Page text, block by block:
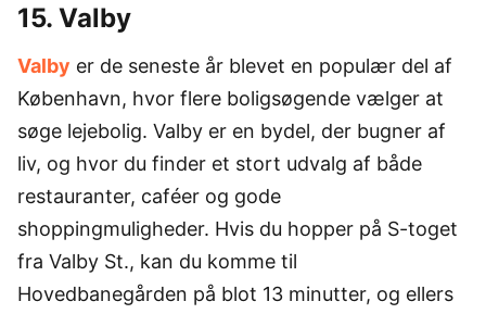
15. Valby
Valby er de seneste år blevet en populær del af
København, hvor flere boligsøgende vælger at
søge lejebolig. Valby er en bydel, der bugner af
liv, og hvor du finder et stort udvalg af både
restauranter, caféer og gode
shoppingmuligheder. Hvis du hopper på S-toget
fra Valby St., kan du komme til
Hovedbanegården på blot 13 minutter, og ellers